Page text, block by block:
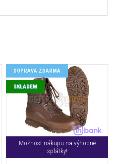
Možnost nákupu na výhodné
splátky!
DOPRAVA ZDARMA
SKLADEM